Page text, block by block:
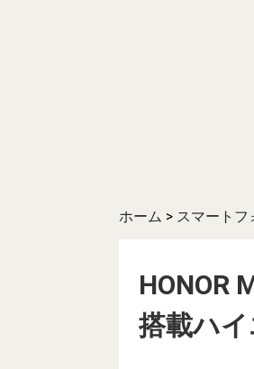
ホーム > スマートフ
HONOR
搭載ハ